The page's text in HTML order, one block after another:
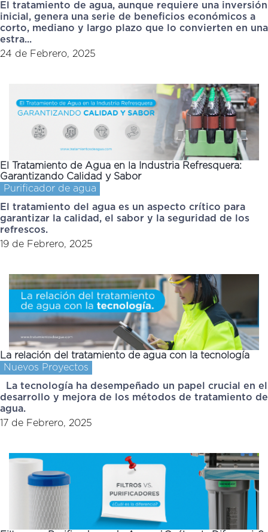
El tratamiento de agua, aunque requiere una inversión
inicial, genera una serie de beneficios económicos a
corto, mediano y largo plazo que lo convierten en una
estra...
24 de Febrero, 2025
El Tratamiento de Agua en la Industria Refresquera:
Garantizando Calidad y Sabor
Purificador de agua
El tratamiento del agua es un aspecto crítico para
garantizar la calidad, el sabor y la seguridad de los
refrescos.
19 de Febrero, 2025
La relación del tratamiento de agua con la tecnología
Nuevos Proyectos
La tecnología ha desempeñado un papel crucial en el
desarrollo y mejora de los métodos de tratamiento de
agua.
17 de Febrero, 2025